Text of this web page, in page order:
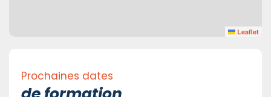
Leaflet
Prochaines dates